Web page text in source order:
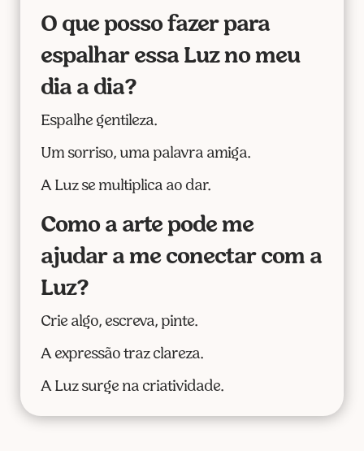
O que posso fazer para
espalhar essa Luz no meu
dia a dia?
Espalhe gentileza.
Um sorriso, uma palavra amiga.
A Luz se multiplica ao dar.
Como a arte pode me
ajudar a me conectar com a
Luz?
Crie algo, escreva, pinte.
A expressão traz clareza.
A Luz surge na criatividade.